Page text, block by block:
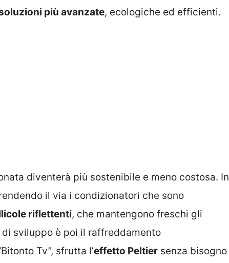
più avanzate, ecologiche ed efficienti.
diventerà più sostenibile e meno costosa. In
il via i condizionatori che sono
riflettenti, che mantengono freschi gli
sviluppo è poi il raffreddamento
Tv”, sfrutta l’effetto Peltier senza bisogno